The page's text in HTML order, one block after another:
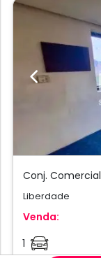
Previous
Conj. Comercial
Liberdade
Venda:
1